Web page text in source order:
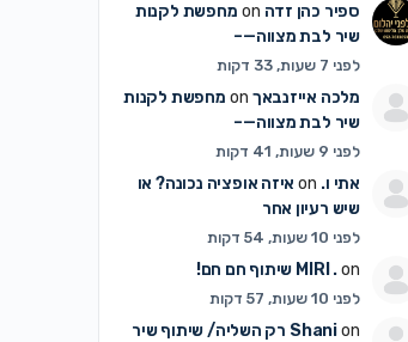
ספיר כהן זדה
מחפשת לקנות
שיר לבת מצווה—–
לפני 7 שעות, 33 דקות
מלכה אייזנבאך
מחפשת לקנות
שיר לבת מצווה—–
לפני 9 שעות, 41 דקות
אתי ו.
איזה אופציה נכונה? או
שיש רעיון אחר
לפני 10 שעות, 54 דקות
MIRI .on שיתוף חם חם!
לפני 10 שעות, 57 דקות
Shanion
רק השליה/ שיתוף שיר